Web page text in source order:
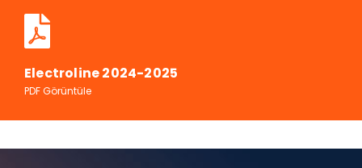
Electroline 2024-2025
PDF Görüntüle